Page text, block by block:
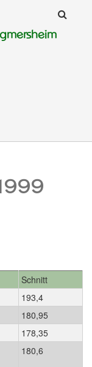
Schnitt
193,4
180,95
178,35
180,6